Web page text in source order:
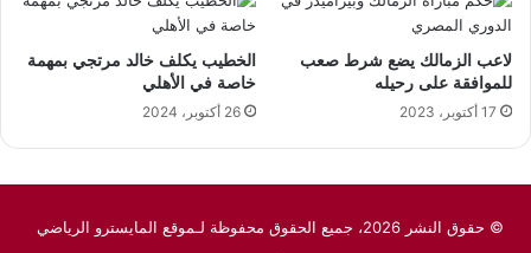
لاعب الزمالك يضع شرط صعب
للموافقة على رحيله
17 أكتوبر، 2023
الخطيب يكلف خالد مرتجي بمهمة
خاصة في الأهلي
26 أكتوبر، 2024
© حقوق النشر 2026، جميع الحقوق محفوظة لـموقع المايسترو الرياضي